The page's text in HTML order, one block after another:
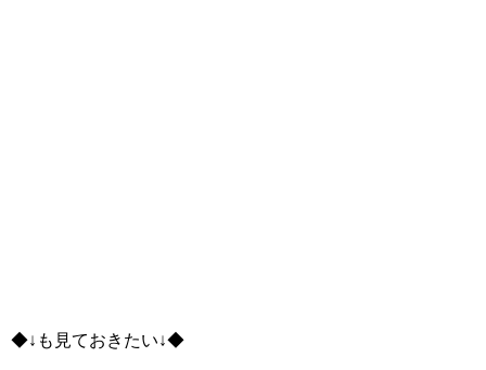
◆↓も見ておきたい↓◆